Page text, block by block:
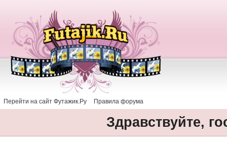
Перейти на сайт Футажик.Ру Правила форума
Здравствуйте,